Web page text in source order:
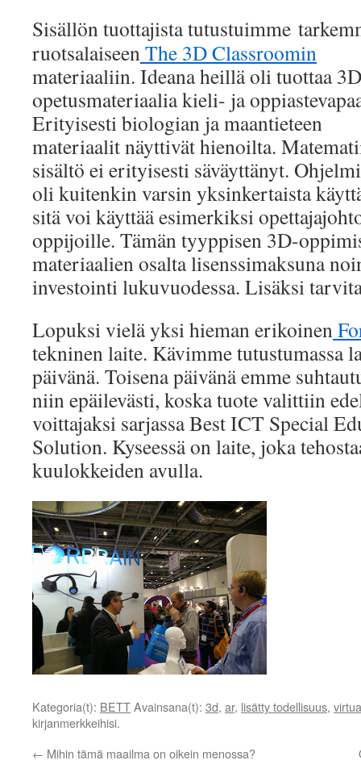
Sisällön tuottajista tutustuimme
ruotsalaiseenThe 3D Classroomin
materiaaliin. Ideana heillä oli tuottaa
opetusmateriaalia kieli- ja
Erityisesti biologian ja maantieteen
materiaalit näyttivät hienoilta.
sisältö ei erityisesti säväyttänyt.
oli kuitenkin varsin yksinkertaista
sitä voi käyttää esimerkiksi
oppijoille. Tämän tyyppisen 3D-
materiaalien osalta lisenssimaksuna
investointi lukuvuodessa. Lisäksi
Lopuksi vielä yksi hieman erikoinen
tekninen laite. Kävimme tutustumassa
päivänä. Toisena päivänä emme
niin epäilevästi, koska tuote valittiin
voittajaksi sarjassa Best ICT Special
Solution. Kyseessä on laite, joka
kuulokkeiden avulla.
Kategoria(t): BETTAvainsana(t): 3d, ar, lisätty todellisuus,
kirjanmerkkeihisi.
← Mihin tämä maailma on oikein menossa?